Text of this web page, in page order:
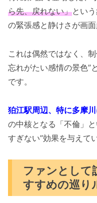
ら先、戻れない」とい
の緊張感と静けさが画
これは偶然ではなく、
忘れがたい感情の景色”
です。
狛江駅周辺、特に多摩
の中核となる「不倫」
すぎない”効果を与えて
ファンとして
すすめの巡り